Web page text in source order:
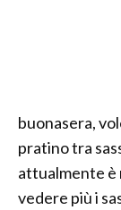
buonasera,
pratino tra
attualmente è
vedere più i